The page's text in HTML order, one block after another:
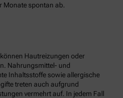
Monate spontan ab.
Hautreizungen oder
Nahrungsmittel- und
Inhaltsstoffe sowie allergische
treten auch aufgrund
vermehrt auf. In jedem Fall